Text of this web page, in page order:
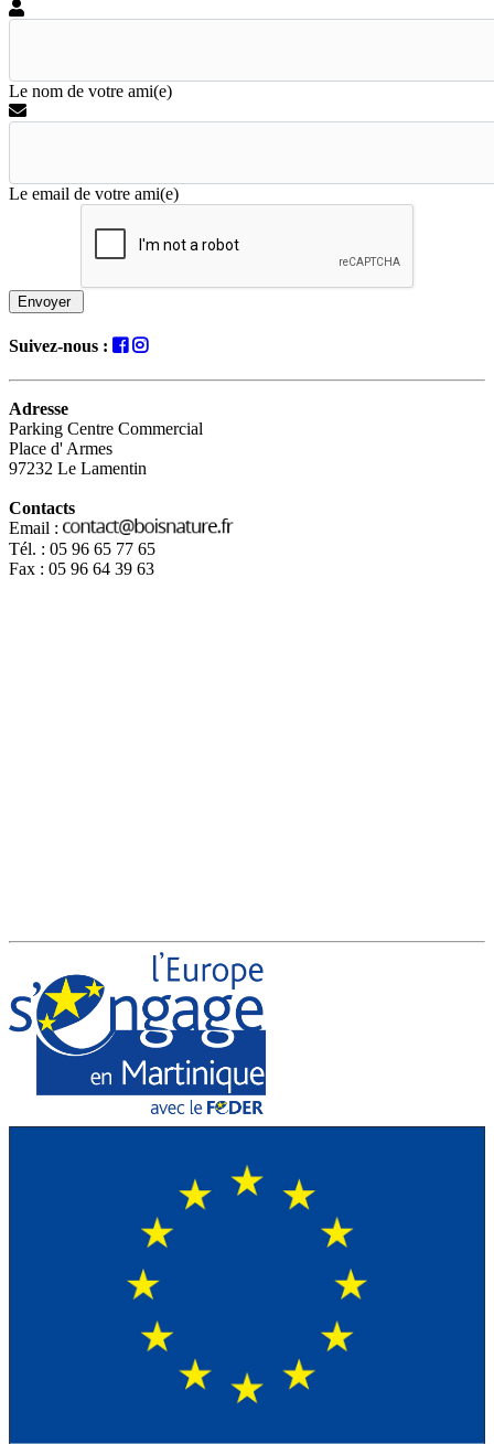
Le nom de votre ami(e)
Le email de votre ami(e)
Envoyer
Suivez-nous :
Adresse
Parking Centre Commercial
Place d' Armes
97232 Le Lamentin
Contacts
Email :
Tél. : 05 96 65 77 65
Fax : 05 96 64 39 63